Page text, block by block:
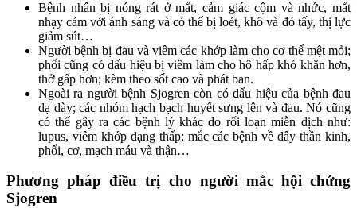
Bệnh nhân bị nóng rát ở mắt, cảm giác cộm và nhức, mắt
nhạy cảm với ánh sáng và có thể bị loét, khô và đỏ tấy, thị lực
giảm sút…
Người bệnh bị đau và viêm các khớp làm cho cơ thể mệt mỏi;
phổi cũng có dấu hiệu bị viêm làm cho hô hấp khó khăn hơn,
thở gấp hơn; kèm theo sốt cao và phát ban.
Ngoài ra người bệnh Sjogren còn có dấu hiệu của bệnh đau
dạ dày; các nhóm hạch bạch huyết sưng lên và đau. Nó cũng
có thể gây ra các bệnh lý khác do rối loạn miễn dịch như:
lupus, viêm khớp dạng thấp; mắc các bệnh về dây thần kinh,
phổi, cơ, mạch máu và thận…
Phương pháp điều trị cho người mắc hội chứng
Sjogren